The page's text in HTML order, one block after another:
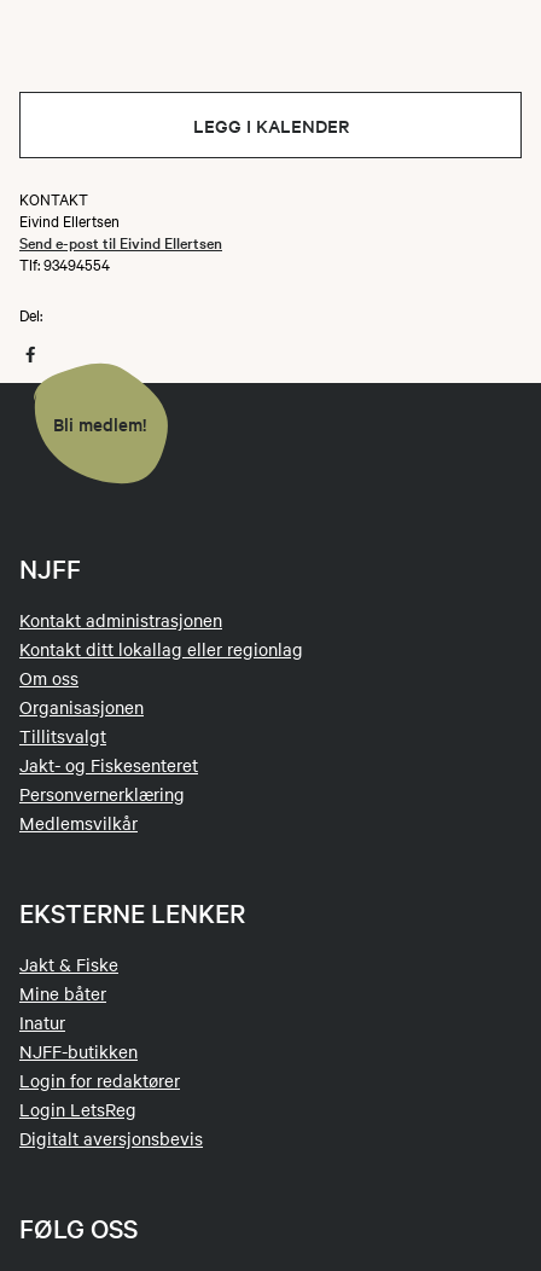
LEGG I KALENDER
KONTAKT
Eivind Ellertsen
Send e-post til Eivind Ellertsen
Tlf: 93494554
Del:
Bli medlem!
NJFF
Kontakt administrasjonen
Kontakt ditt lokallag eller regionlag
Om oss
Organisasjonen
Tillitsvalgt
Jakt- og Fiskesenteret
Personvernerklæring
Medlemsvilkår
EKSTERNE LENKER
Jakt & Fiske
Mine båter
Inatur
NJFF-butikken
Login for redaktører
Login LetsReg
Digitalt aversjonsbevis
FØLG OSS